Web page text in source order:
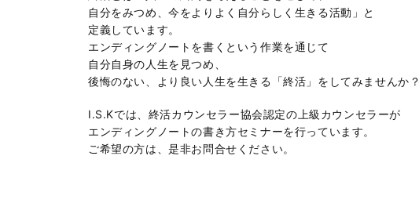
自分をみつめ、今をよりよく自分らしく生きる活動」と
定義しています。
エンディングノートを書くという作業を通じて
自分自身の人生を見つめ、
後悔のない、より良い人生を生きる「終活」をしてみませんか？
I.S.Kでは、終活カウンセラー協会認定の上級カウンセラーが
エンディングノートの書き方セミナーを行っています。
ご希望の方は、是非お問合せください。